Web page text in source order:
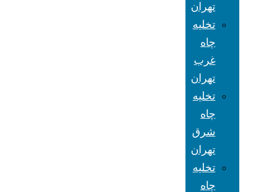
تهران
تخلیه
چاه
غرب
تهران
تخلیه
چاه
شرق
تهران
تخلیه
چاه